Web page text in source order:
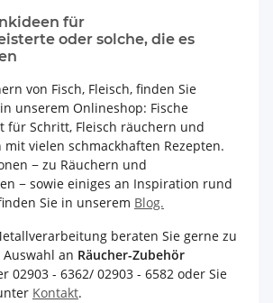
für
oder solche, die es
von Fisch, Fleisch, finden Sie
unserem Onlineshop: Fische
für Schritt, Fleisch räuchern und
vielen schmackhaften Rezepten.
− zu Räuchern und
− sowie einiges an Inspiration rund
Sie in unserem Blog.
beraten Sie gerne zu
an Räucher-Zubehör
02903 - 6362/ 02903 - 6582 oder Sie
Kontakt.